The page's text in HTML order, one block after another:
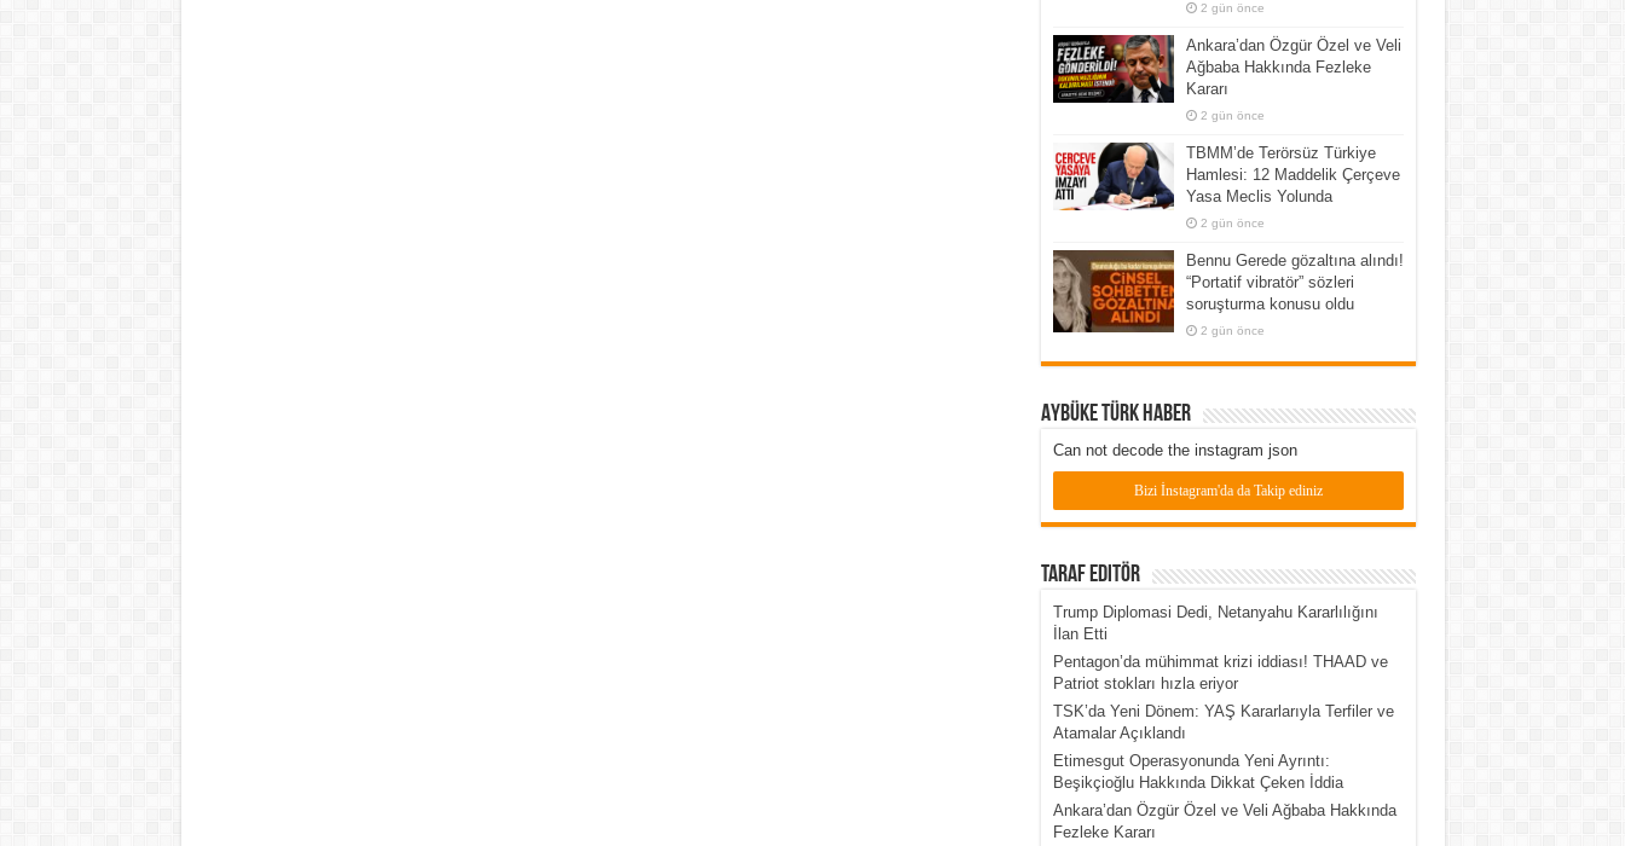
2 gün önce
Ankara’dan Özgür Özel ve Veli
Ağbaba Hakkında Fezleke
Kararı
2 gün önce
TBMM’de Terörsüz Türkiye
Hamlesi: 12 Maddelik Çerçeve
Yasa Meclis Yolunda
2 gün önce
Bennu Gerede gözaltına alındı!
“Portatif vibratör” sözleri
soruşturma konusu oldu
2 gün önce
Aybüke Türk Haber
Can not decode the instagram json
Bizi İnstagram'da da Takip ediniz
Taraf Editör
Trump Diplomasi Dedi, Netanyahu Kararlılığını
İlan Etti
Pentagon’da mühimmat krizi iddiası! THAAD ve
Patriot stokları hızla eriyor
TSK’da Yeni Dönem: YAŞ Kararlarıyla Terfiler ve
Atamalar Açıklandı
Etimesgut Operasyonunda Yeni Ayrıntı:
Beşikçioğlu Hakkında Dikkat Çeken İddia
Ankara’dan Özgür Özel ve Veli Ağbaba Hakkında
Fezleke Kararı